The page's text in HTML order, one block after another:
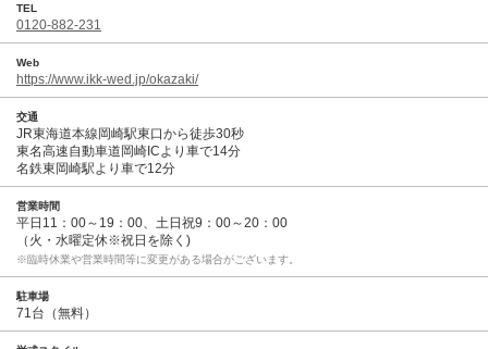
TEL
0120-882-231
Web
https://www.ikk-wed.jp/okazaki/
交通
JR東海道本線岡崎駅東口から徒歩30秒
東名高速自動車道岡崎ICより車で14分
名鉄東岡崎駅より車で12分
営業時間
平日11：00～19：00、土日祝9：00～20：00
（火・水曜定休※祝日を除く)
※臨時休業や営業時間等に変更がある場合がございます。
駐車場
71台（無料）